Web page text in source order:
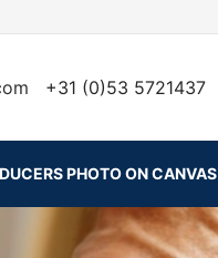
+31 (0)53 5721437
PHOTO ON CANVAS